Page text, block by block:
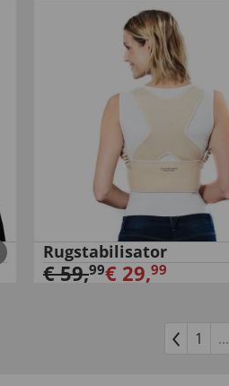
Rugstabilisator
€59,99€ 29,99
1 ...